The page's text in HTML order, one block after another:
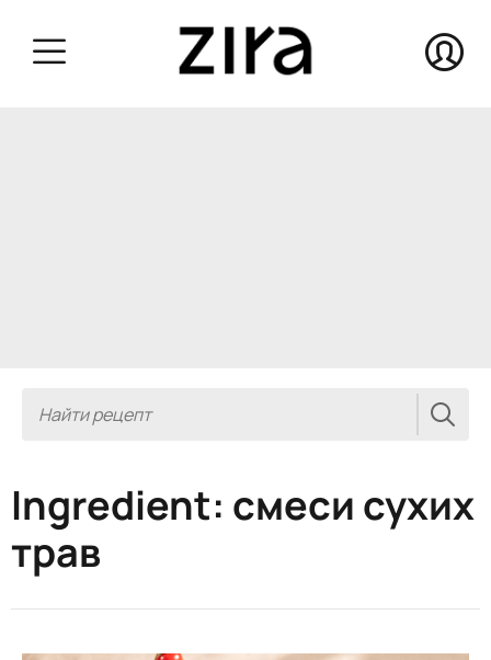
Ingredient: смеси сухих
трав